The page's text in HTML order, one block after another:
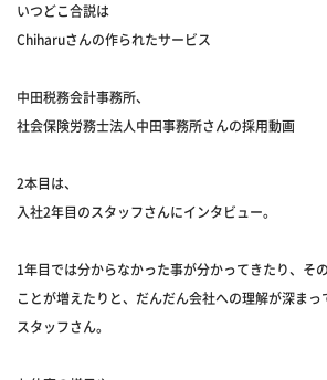
いつどこ合説は
Chiharuさんの作られたサービス
中田税務会計事務所、
社会保険労務士法人中田事務所さんの採用動画
2本目は、
入社2年目のスタッフさんにインタビュー。
1年目では分からなかった事が分かってきたり、そ
ことが増えたりと、だんだん会社への理解が深ま
スタッフさん。